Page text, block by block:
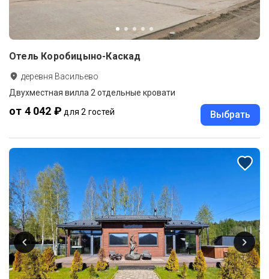
Отель Коробицыно-Каскад
деревня Васильево
Двухместная вилла 2 отдельные кровати
от 4 042 ₽ для 2 гостей Выбрать